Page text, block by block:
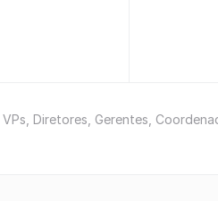
Diretores, Gerentes,